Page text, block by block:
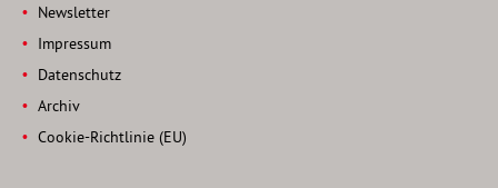
Newsletter
Impressum
Datenschutz
Archiv
Cookie-Richtlinie (EU)